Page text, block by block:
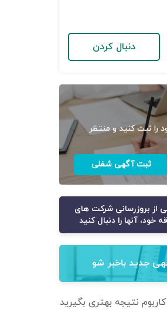
دنبال کردن
را ثبت کنید و منتظر
ثبت آگهی شغلی
از بروزرسانی شرکت های
خود، آنها را دنبال کنید
جدید باخبر شو
کاربوم نتیجه بهتری بگیرید